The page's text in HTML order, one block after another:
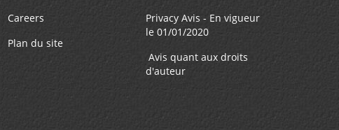
Careers
Plan du site
Privacy Avis - En vigueur
le 01/01/2020
Avis quant aux droits
d'auteur